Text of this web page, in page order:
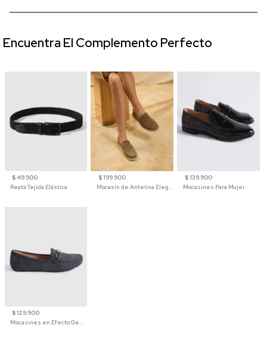
$ 49.900
Reata Tejida Elástica
$ 199.900
Mocasín de Antelina Elegante con Suela de Contraste Para Hombre
$ 139.900
Mocasines Para Mujer
$ 129.900
Mocasines en Efecto Gamuzado Para Mujer
Encuentra El Complemento Perfecto